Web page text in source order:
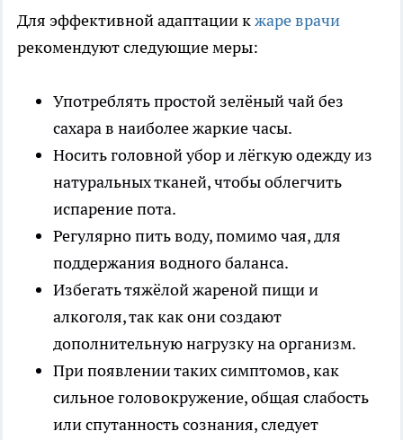
Для эффективной адаптации кжаре врачи
рекомендуют следующие меры:
Употреблять простой зелёный чай без
сахара в наиболее жаркие часы.
Носить головной убор и лёгкую одежду из
натуральных тканей, чтобы облегчить
испарение пота.
Регулярно пить воду, помимо чая, для
поддержания водного баланса.
Избегать тяжёлой жареной пищи и
алкоголя, так как они создают
дополнительную нагрузку на организм.
При появлении таких симптомов, как
сильное головокружение, общая слабость
или спутанность сознания, следует